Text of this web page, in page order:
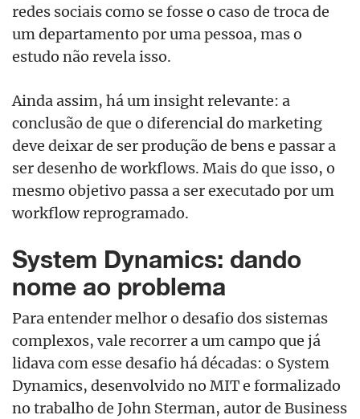
redes sociais como se fosse o caso de troca de
um departamento por uma pessoa, mas o
estudo não revela isso.
Ainda assim, há um insight relevante: a
conclusão de que o diferencial do marketing
deve deixar de ser produção de bens e passar a
ser desenho de workflows. Mais do que isso, o
mesmo objetivo passa a ser executado por um
workflow reprogramado.
System Dynamics: dando
nome ao problema
Para entender melhor o desafio dos sistemas
complexos, vale recorrer a um campo que já
lidava com esse desafio há décadas: o System
Dynamics, desenvolvido no MIT e formalizado
no trabalho de John Sterman, autor de Business